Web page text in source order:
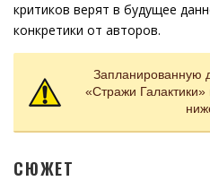
критиков верят в будущее
конкретики от авторов.
Запланированную
«Стражи
СЮЖЕТ